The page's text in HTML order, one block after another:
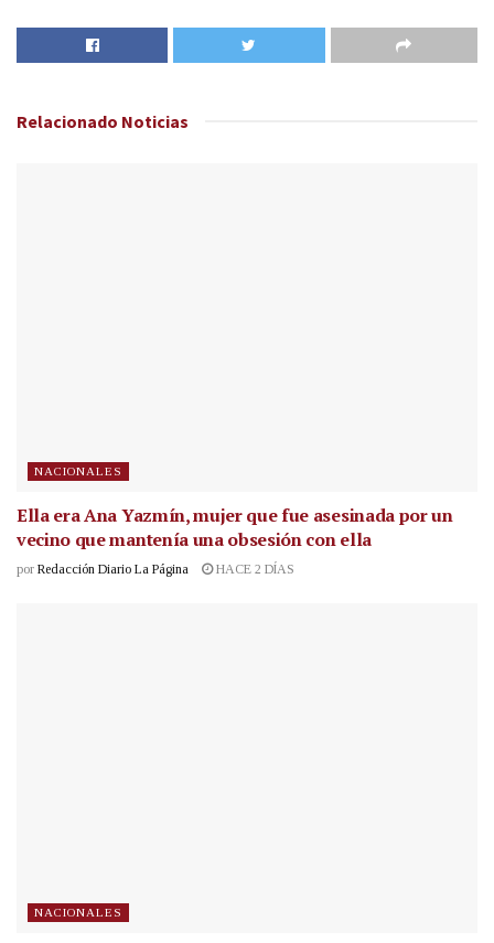
Relacionado Noticias
NACIONALES
Ella era Ana Yazmín, mujer que fue asesinada por un
vecino que mantenía una obsesión con ella
por Redacción Diario La Página HACE 2 DÍAS
NACIONALES